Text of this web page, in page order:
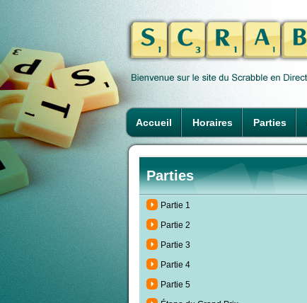
Accueil Horaires Parties
Parties
Partie 1
Partie 2
Partie 3
Partie 4
Partie 5